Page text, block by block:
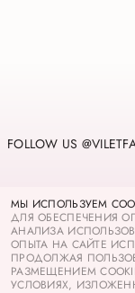
FOLLOW US
PRIVACY POLICY
COOKIES
TERMS OF USE
GIFT CARDS TERMS
МЫ ИСПОЛЬЗУЕМ
ДЛЯ ОБЕСПЕЧЕНИЯ
АНАЛИЗА
ОПЫТА НА САЙТЕ
ПРОДОЛЖАЯ
РАЗМЕЩЕНИЕМ
УСЛОВИЯХ,